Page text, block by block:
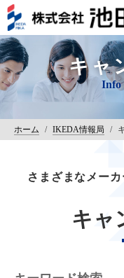
キャ
ホーム / IKEDA情報局 /
さまざまなメー
キャ